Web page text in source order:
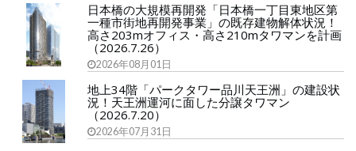
日本橋の大規模再開発「日本橋一丁目東地区第
一種市街地再開発事業」の既存建物解体状況！
高さ203mオフィス・高さ210mタワマンを計画
（2026.7.26）
2026年08月01日
地上34階「パークタワー品川天王洲」の建設状
況！天王洲運河に面した分譲タワマン
（2026.7.20）
2026年07月31日